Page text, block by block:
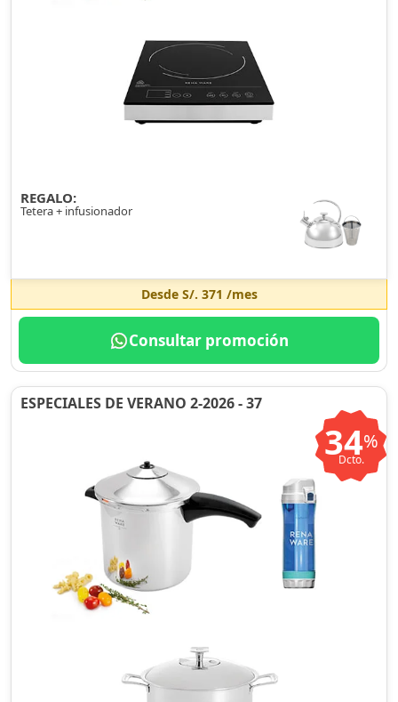
REGALO:
Tetera + infusionador
Desde S/. 371 /mes
Consultar promoción
ESPECIALES DE VERANO 2-2026 - 37
34%
Dcto.